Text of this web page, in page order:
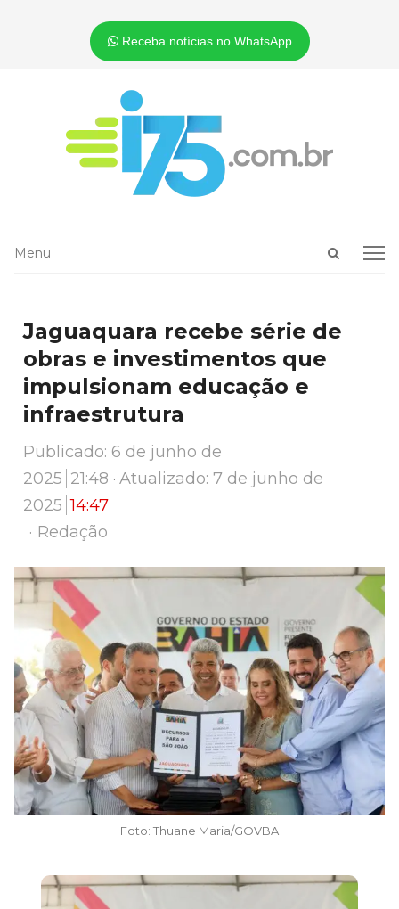
Receba notícias no WhatsApp
Open
Menu
Menu
Jaguaquara recebe série de
obras e investimentos que
impulsionam educação e
infraestrutura
Publicado: 6 de junho de
2025 21:48 Atualizado: 7 de junho de
2025 14:47
Author
Redação
Foto: Thuane Maria/GOVBA